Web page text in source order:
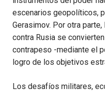
escenarios geopolíticos,
Gerasimov. Por otra
contra Rusia se
contrapeso -mediante el
logro de los objetivos
Los desafíos militares,